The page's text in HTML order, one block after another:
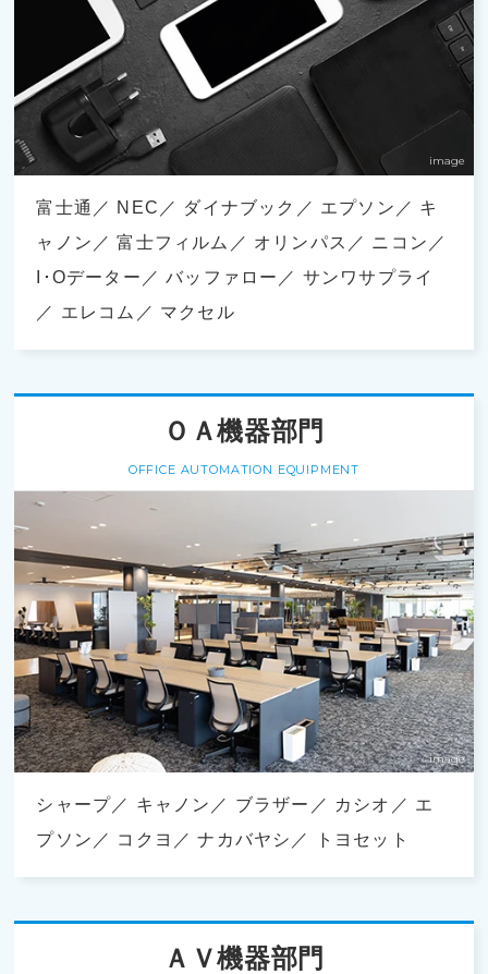
富士通 NEC ダイナブック エプソン
キ
ャノン
富士フィルム オリンパス
ニコン
I･Oデーター
バッファロー
サンワサプライ
エレコム
マクセル
ＯＡ機器部門
OFFICE AUTOMATION EQUIPMENT
シャープ キャノン ブラザー カシオ
エ
プソン
コクヨ ナカバヤシ トヨセット
ＡＶ機器部門